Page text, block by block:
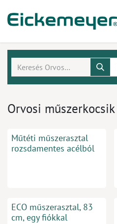
Orvosi műszerkocsik
Műtéti műszerasztal
rozsdamentes acélból
ECO műszerasztal, 83
cm, egy fiókkal